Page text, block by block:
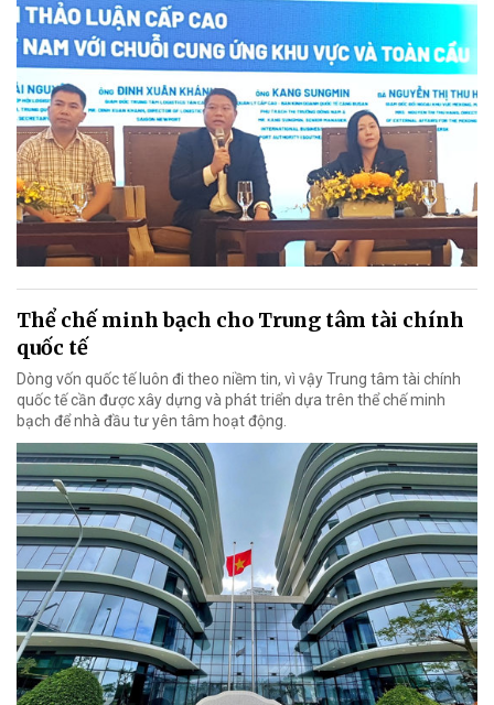
Thể chế minh bạch cho Trung tâm tài chính
quốc tế
Dòng vốn quốc tế luôn đi theo niềm tin, vì vậy Trung tâm tài chính
quốc tế cần được xây dựng và phát triển dựa trên thể chế minh
bạch để nhà đầu tư yên tâm hoạt động.